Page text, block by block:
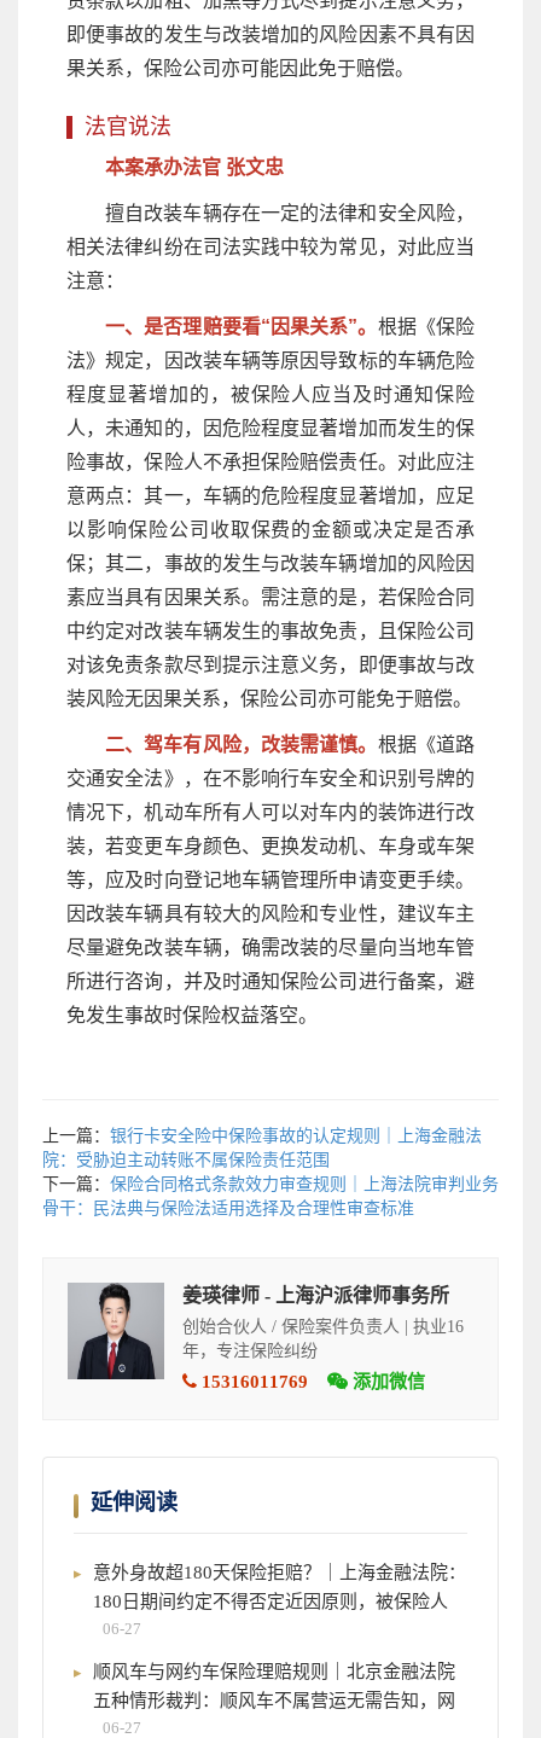
即便事故的发生与改装增加的风险因素不具有因
果关系，保险公司亦可能因此免于赔偿。
法官说法
本案承办法官 张文忠
擅自改装车辆存在一定的法律和安全风险，
相关法律纠纷在司法实践中较为常见，对此应当
注意：
一、是否理赔要看“因果关系”。 根据《保险
法》规定，因改装车辆等原因导致标的车辆危险
程度显著增加的，被保险人应当及时通知保险
人，未通知的，因危险程度显著增加而发生的保
险事故，保险人不承担保险赔偿责任。对此应注
意两点：其一，车辆的危险程度显著增加，应足
以影响保险公司收取保费的金额或决定是否承
保；其二，事故的发生与改装车辆增加的风险因
素应当具有因果关系。需注意的是，若保险合同
中约定对改装车辆发生的事故免责，且保险公司
对该免责条款尽到提示注意义务，即便事故与改
装风险无因果关系，保险公司亦可能免于赔偿。
二、驾车有风险，改装需谨慎。 根据《道路
交通安全法》，在不影响行车安全和识别号牌的
情况下，机动车所有人可以对车内的装饰进行改
装，若变更车身颜色、更换发动机、车身或车架
等，应及时向登记地车辆管理所申请变更手续。
因改装车辆具有较大的风险和专业性，建议车主
尽量避免改装车辆，确需改装的尽量向当地车管
所进行咨询，并及时通知保险公司进行备案，避
免发生事故时保险权益落空。
上一篇： 银行卡安全险中保险事故的认定规则｜上海金融法
院：受胁迫主动转账不属保险责任范围
下一篇： 保险合同格式条款效力审查规则｜上海法院审判业务
骨干：民法典与保险法适用选择及合理性审查标准
姜瑛律师 - 上海沪派律师事务所
创始合伙人 / 保险案件负责人 | 执业16
年，专注保险纠纷
15316011769 添加微信
延伸阅读
意外身故超180天保险拒赔？｜上海金融法院：
180日期间约定不得否定近因原则，被保险人
06-27
顺风车与网约车保险理赔规则｜北京金融法院
五种情形裁判：顺风车不属营运无需告知，网
06-27